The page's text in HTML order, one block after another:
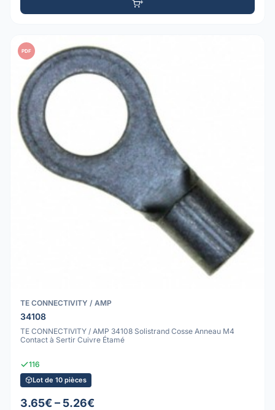
PDF
TE CONNECTIVITY / AMP
34108
TE CONNECTIVITY / AMP 34108 Solistrand Cosse Anneau M4
Contact à Sertir Cuivre Étamé
116
Lot de 10 pièces
3.65€ – 5.26€